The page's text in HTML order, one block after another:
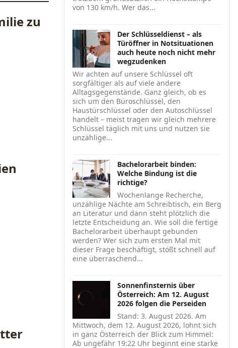
zu
von 130 km/h. Wer das...
Der Schlüsseldienst – als
Türöffner in Notsituationen
auch heute noch nicht mehr
wegzudenken
Wir achten auf unsere Schlüssel oft
sorgfältiger als auf viele andere
Alltagsgegenstände. Ganz gleich, ob es
sich um den Büroschlüssel, den
Haustürschlüssel oder den Autoschlüssel
handelt – meist tragen wir gleich mehrere
Schlüssel täglich mit uns und nutzen sie
unzählige...
Bachelorarbeit binden:
Welche Bindung ist die
richtige?
Wochenlange Recherche,
unzählige Nächte am Schreibtisch, ein Berg
an Literatur und dann steht plötzlich die
letzte Entscheidung an. Wie soll die fertige
Bachelorarbeit überhaupt gebunden
werden? Wer sich zum ersten Mal mit
dieser Frage beschäftigt, stößt schnell auf
eine überraschend...
Sonnenfinsternis über
Österreich: Am 12. August
2026 folgen die Perseiden
Stand: 3. August 2026. Am
Mittwoch, dem 12. August 2026, lohnt sich
in ganz Österreich der Blick zum Himmel:
Ab ungefähr 19:22 Uhr beginnt eine starke